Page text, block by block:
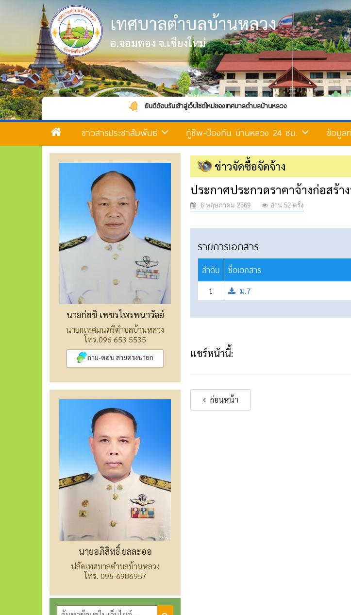
เทศบาลตำบลบ้านหลวง
อ.จอมทอง จ.เชียงใหม่
ยินดีต้อนรับเข้าสู่เว็บไซต์ใหม่ของเทศบาลตำบลบ้านหลวง
ข่าวสารประชาสัมพันธ์ กู้ชีพ-ป้องกัน บ้านหลวง 24 ชม. ข้อมูล
นายก่อชิ เพชรไพรพนาวัลย์
นายกเทศมนตรีตำบลบ้านหลวง
โทร.096 653 5535
ถาม-ตอบ สายตรงนายก
นายอภิสิทธิ์ ยลละออ
ปลัดเทศบาลตำบลบ้านหลวง
โทร. 095-6986957
ข่าวจัดซื้อจัดจ้าง
ประกาศประกวดราคาจ้างก่อสร้
6 พฤษภาคม 2569 อ่าน 52 ครั้ง
รายการเอกสาร
ลำดับ ชื่อเอกสาร
1 ม.7
แชร์หน้านี้:
ก่อนหน้า